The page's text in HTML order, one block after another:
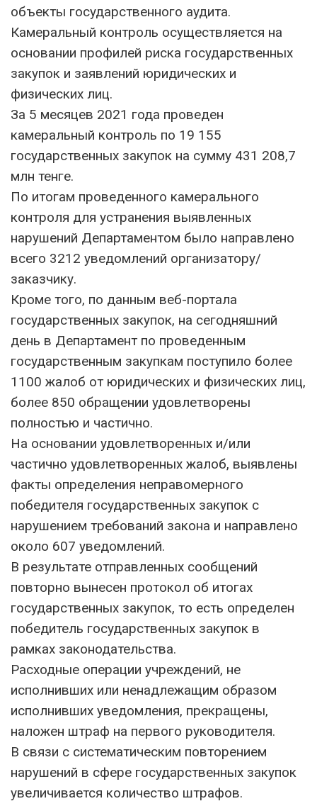
объекты государственного аудита.
Камеральный контроль осуществляется на
основании профилей риска государственных
закупок и заявлений юридических и
физических лиц.
За 5 месяцев 2021 года проведен
камеральный контроль по 19 155
государственных закупок на сумму 431 208,7
млн тенге.
По итогам проведенного камерального
контроля для устранения выявленных
нарушений Департаментом было направлено
всего 3212 уведомлений организатору/
заказчику.
Кроме того, по данным веб-портала
государственных закупок, на сегодняшний
день в Департамент по проведенным
государственным закупкам поступило более
1100 жалоб от юридических и физических лиц,
более 850 обращении удовлетворены
полностью и частично.
На основании удовлетворенных и/или
частично удовлетворенных жалоб, выявлены
факты определения неправомерного
победителя государственных закупок с
нарушением требований закона и направлено
около 607 уведомлений.
В результате отправленных сообщений
повторно вынесен протокол об итогах
государственных закупок, то есть определен
победитель государственных закупок в
рамках законодательства.
Расходные операции учреждений, не
исполнивших или ненадлежащим образом
исполнивших уведомления, прекращены,
наложен штраф на первого руководителя.
В связи с систематическим повторением
нарушений в сфере государственных закупок
увеличивается количество штрафов.